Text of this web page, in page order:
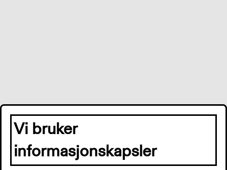
Vi bruker
informasjonskapsler